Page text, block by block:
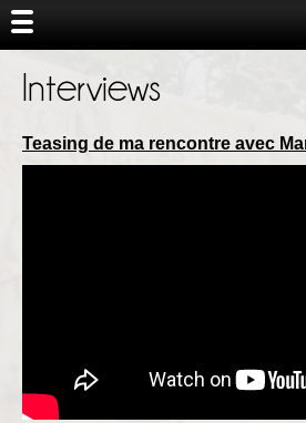
Interviews
Teasing de ma rencontre avec